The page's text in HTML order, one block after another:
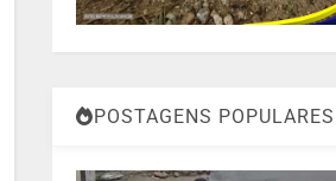
POSTAGENS POPULARES